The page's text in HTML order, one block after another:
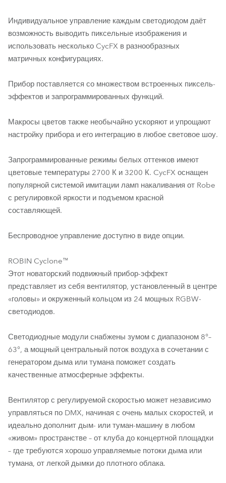
Индивидуальное управление каждым светодиодом даёт
возможность выводить пиксельные изображения и
использовать несколько CycFX в разнообразных
матричных конфигурациях.
Прибор поставляется со множеством встроенных пиксель-
эффектов и запрограммированных функций.
Макросы цветов также необычайно ускоряют и упрощают
настройку прибора и его интеграцию в любое световое шоу.
Запрограммированные режимы белых оттенков имеют
цветовые температуры 2700 К и 3200 К. CycFX оснащен
популярной системой имитации ламп накаливания от Robe
с регулировкой яркости и подъемом красной
составляющей.
Беспроводное управление доступно в виде опции.
ROBIN Cyclone™
Этот новаторский подвижный прибор-эффект
представляет из себя вентилятор, установленный в центре
«головы» и окруженный кольцом из 24 мощных RGBW-
светодиодов.
Светодиодные модули снабжены зумом с диапазоном 8°–
63°, а мощный центральный поток воздуха в сочетании с
генератором дыма или тумана поможет создать
качественные атмосферные эффекты.
Вентилятор с регулируемой скоростью может независимо
управляться по DMX, начиная с очень малых скоростей, и
идеально дополнит дым- или туман-машину в любом
«живом» пространстве – от клуба до концертной площадки
– где требуются хорошо управляемые потоки дыма или
тумана, от легкой дымки до плотного облака.